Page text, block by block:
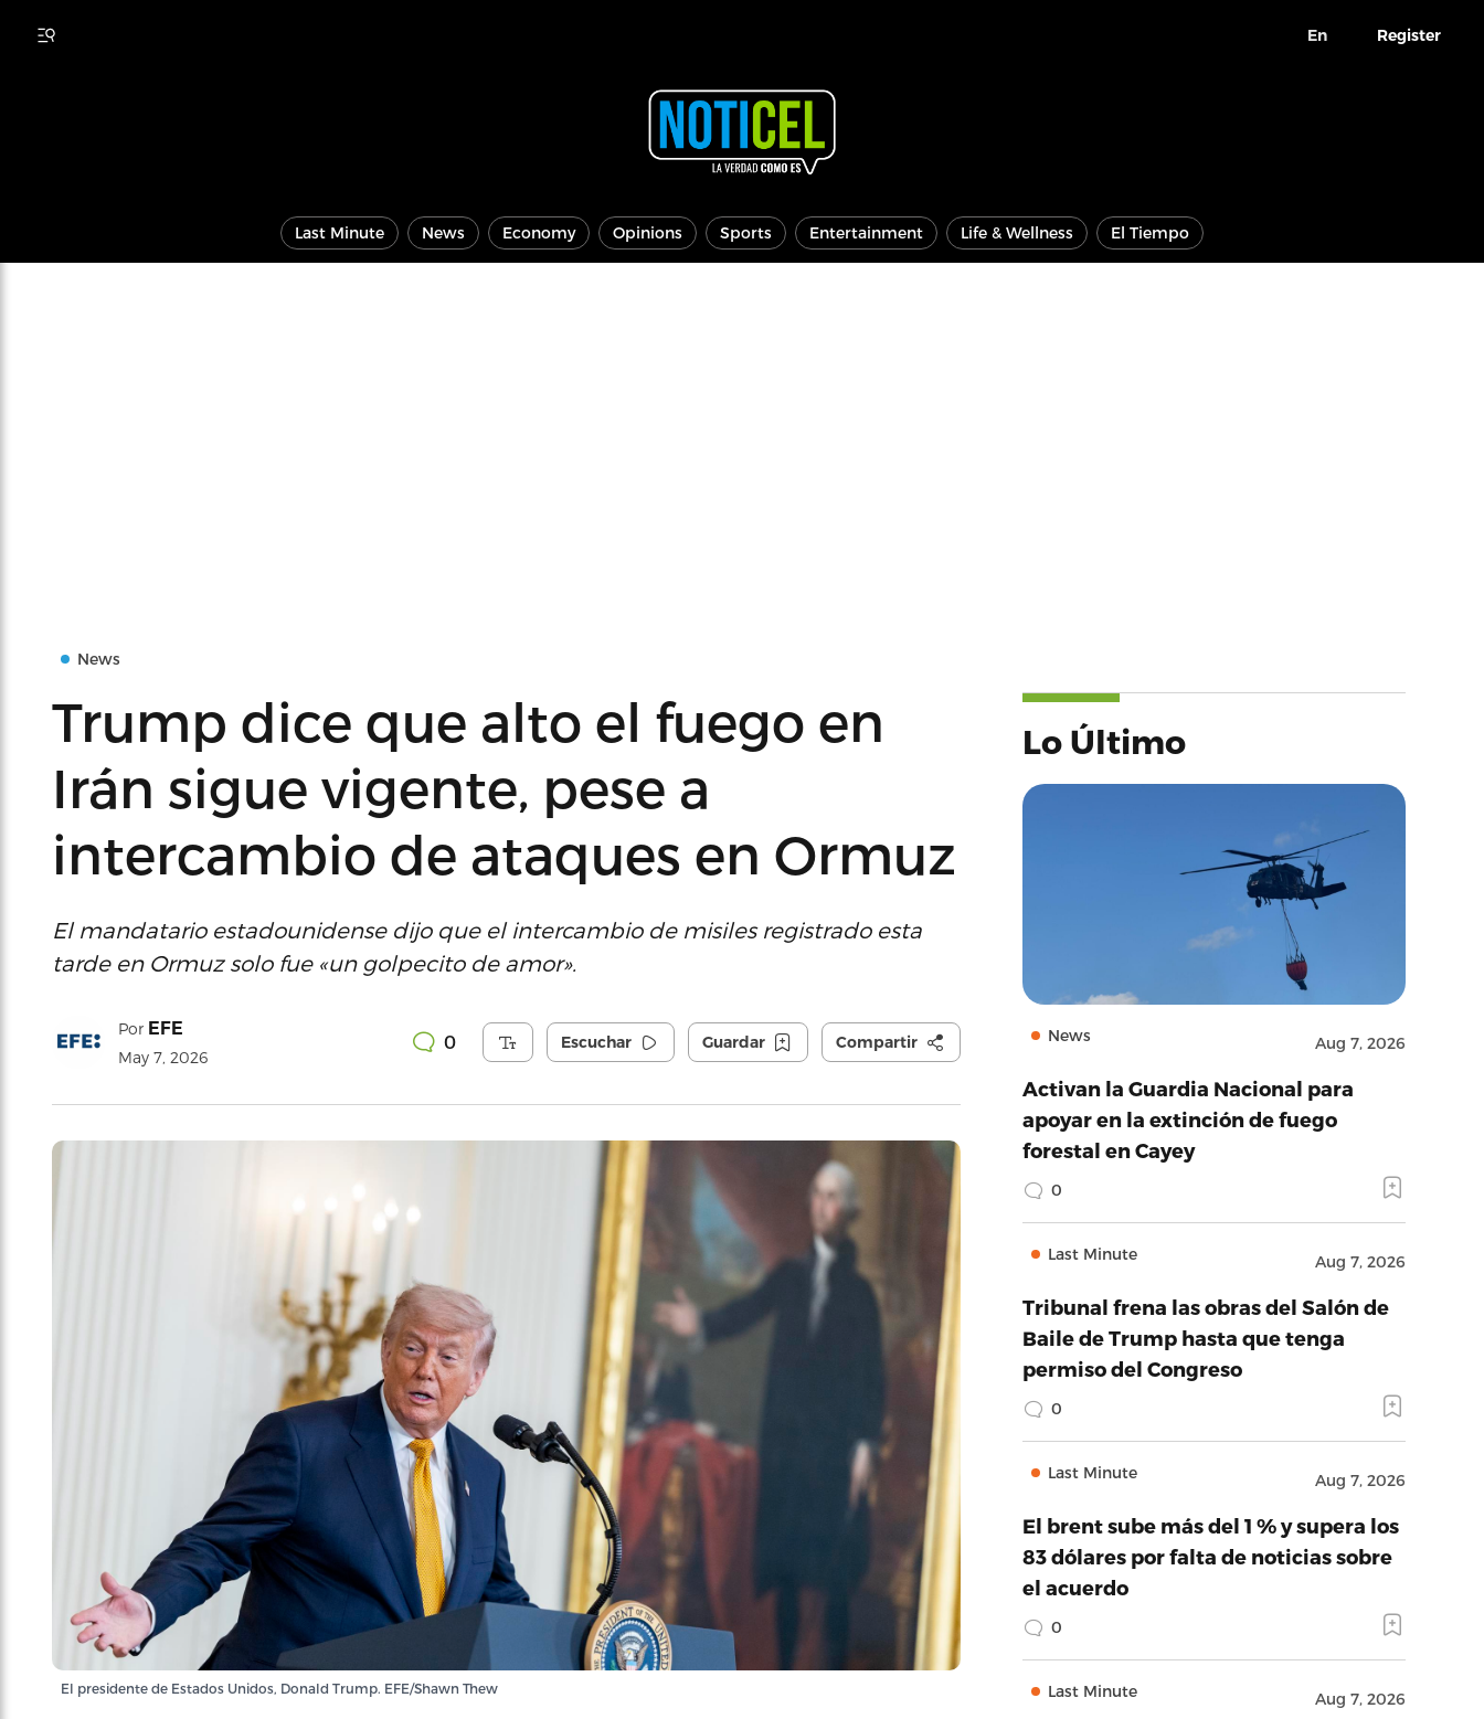
En Register
Last Minute News Economy Opinions Sports Entertainment Life & Wellness El Tiempo
News
Trump dice que alto el fuego en
Irán sigue vigente, pese a
intercambio de ataques en Ormuz
El mandatario estadounidense dijo que el intercambio de misiles registrado esta
tarde en Ormuz solo fue «un golpecito de amor».
Por EFE
May 7, 2026
0 Escuchar Guardar Compartir
El presidente de Estados Unidos, Donald Trump. EFE/Shawn Thew
Lo Último
News Aug 7, 2026
Activan la Guardia Nacional para
apoyar en la extinción de fuego
forestal en Cayey
0
Last Minute Aug 7, 2026
Tribunal frena las obras del Salón de
Baile de Trump hasta que tenga
permiso del Congreso
0
Last Minute Aug 7, 2026
El brent sube más del 1 % y supera los
83 dólares por falta de noticias sobre
el acuerdo
0
Last Minute Aug 7, 2026